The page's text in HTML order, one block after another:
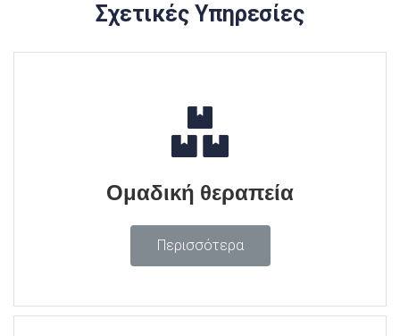
Σχετικές Υπηρεσίες
Ομαδική θεραπεία
Περισσότερα